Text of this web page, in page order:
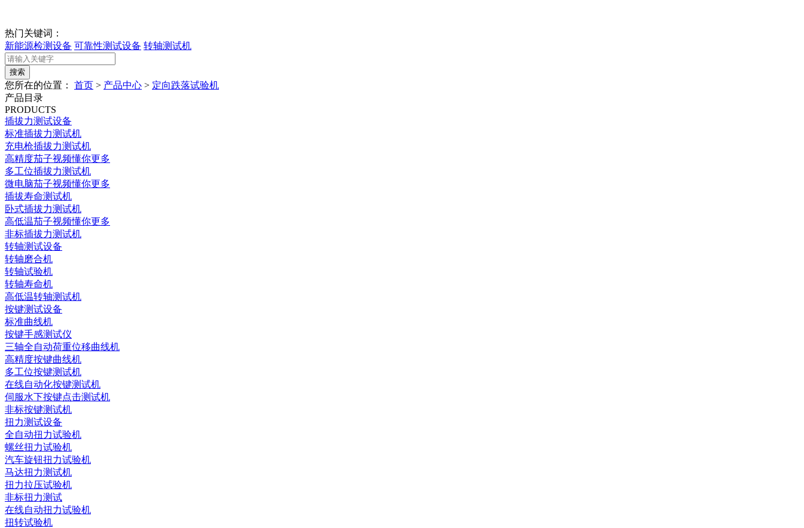
热门关键词：
新能源检测设备 可靠性测试设备 转轴测试机
您所在的位置： 首页 > 产品中心 > 定向跌落试验机
产品目录
PRODUCTS
插拔力测试设备
标准插拔力测试机
充电枪插拔力测试机
高精度茄子视频懂你更多
多工位插拔力测试机
微电脑茄子视频懂你更多
插拔寿命测试机
卧式插拔力测试机
高低温茄子视频懂你更多
非标插拔力测试机
转轴测试设备
转轴磨合机
转轴试验机
转轴寿命机
高低温转轴测试机
按键测试设备
标准曲线机
按键手感测试仪
三轴全自动荷重位移曲线机
高精度按键曲线机
多工位按键测试机
在线自动化按键测试机
伺服水下按键点击测试机
非标按键测试机
扭力测试设备
全自动扭力试验机
螺丝扭力试验机
汽车旋钮扭力试验机
马达扭力测试机
扭力拉压试验机
非标扭力测试
在线自动扭力试验机
扭转试验机